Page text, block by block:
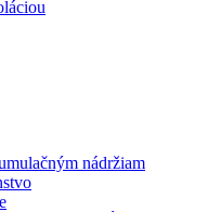
nádržiam